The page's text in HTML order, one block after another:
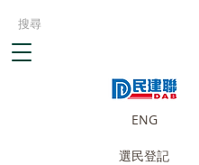
ENG
選民登記